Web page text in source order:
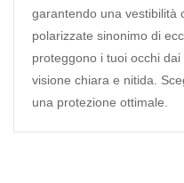
garantendo una vestibilità
polarizzate sinonimo di
proteggono i tuoi occhi
visione chiara e nitida.
una protezione ottimale.